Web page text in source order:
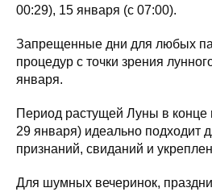
00:29), 15 января (с 07:00).
Запрещенные дни для любых
процедур с точки зрения
января.
Период растущей Луны в конце
29 января) идеально подходит
признаний, свиданий и
Для шумных вечеринок,